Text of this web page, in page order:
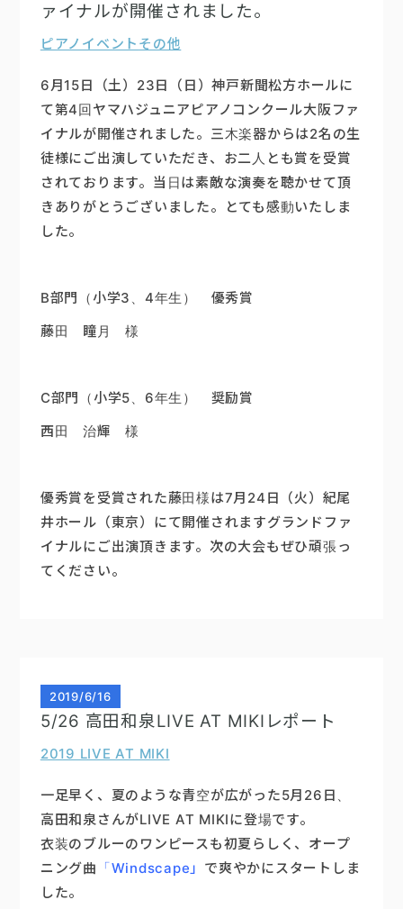
ァイナルが開催されました。
ピアノイベント その他
6月15日（土）23日（日）神戸新聞松方ホールに
て第4回ヤマハジュニアピアノコンクール大阪ファ
イナルが開催されました。三木楽器からは2名の生
徒様にご出演していただき、お二人とも賞を受賞
されております。当日は素敵な演奏を聴かせて頂
きありがとうございました。とても感動いたしま
した。
B部門（小学3、4年生） 優秀賞
藤田 瞳月 様
C部門（小学5、6年生） 奨励賞
西田 治輝 様
優秀賞を受賞された藤田様は7月24日（火）紀尾
井ホール（東京）にて開催されますグランドファ
イナルにご出演頂きます。次の大会もぜひ頑張っ
てください。
2019/6/16
5/26 高田和泉LIVE AT MIKIレポート
2019 LIVE AT MIKI
一足早く、夏のような青空が広がった5月26日、
高田和泉さんがLIVE AT MIKIに登場です。
衣装のブルーのワンピースも初夏らしく、オープ
ニング曲 「Windscape」 で爽やかにスタートしま
した。